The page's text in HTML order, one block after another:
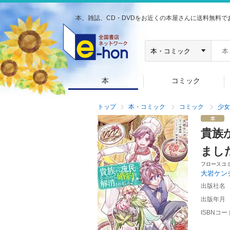
本、雑誌、CD・DVDをお近くの本屋さんに送料無料で
本 コミック
トップ 本・コミック コミック 少
貴族
ま
フロースコ
大岩ケ
出版社名
出版年月
ISBNコー